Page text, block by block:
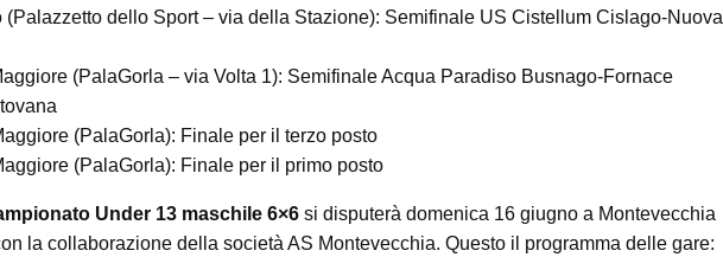
(Palazzetto dello Sport – via della Stazione): Semifinale US Cistellum Cislago-Nuova
(PalaGorla – via Volta 1): Semifinale Acqua Paradiso Busnago-Fornace
(PalaGorla): Finale per il terzo posto
(PalaGorla): Finale per il primo posto
Under 13 maschile 6×6 si disputerà domenica 16 giugno a Montevecchia
la collaborazione della società AS Montevecchia. Questo il programma delle gare: